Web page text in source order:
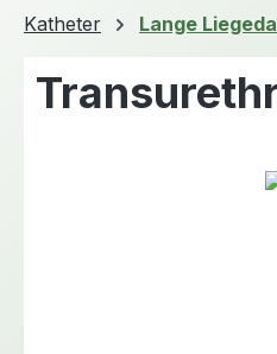
Katheter Lange
Bildergalerie